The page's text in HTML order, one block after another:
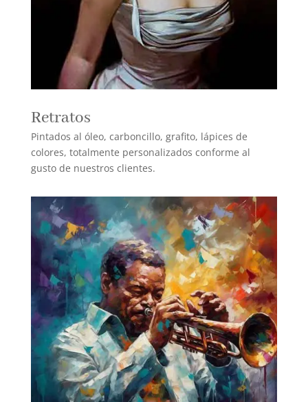
Retratos
Pintados al óleo, carboncillo, grafito, lápices de
colores, totalmente personalizados conforme al
gusto de nuestros clientes.